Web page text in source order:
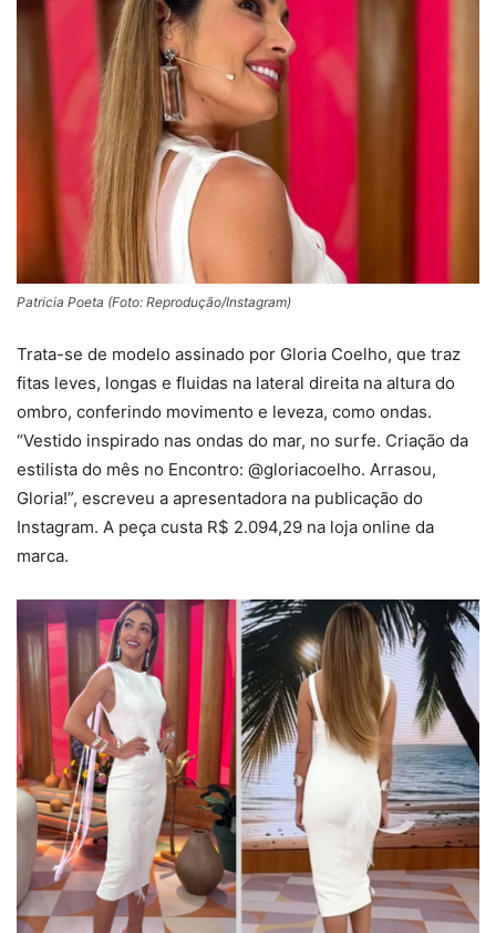
Patricia Poeta (Foto: Reprodução/Instagram)
Trata-se de modelo assinado por Gloria Coelho, que traz
fitas leves, longas e fluidas na lateral direita na altura do
ombro, conferindo movimento e leveza, como ondas.
“Vestido inspirado nas ondas do mar, no surfe. Criação da
estilista do mês no Encontro: @gloriacoelho. Arrasou,
Gloria!”, escreveu a apresentadora na publicação do
Instagram. A peça custa R$ 2.094,29 na loja online da
marca.